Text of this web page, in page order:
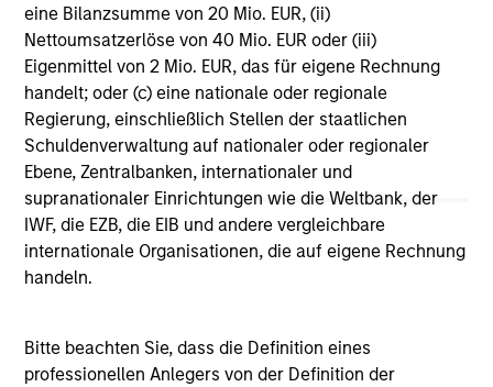
eine Bilanzsumme von 20 Mio. EUR, (ii)
Nettoumsatzerlöse von 40 Mio. EUR oder (iii)
Eigenmittel von 2 Mio. EUR, das für eigene Rechnung
handelt; oder (c) eine nationale oder regionale
Regierung, einschließlich Stellen der staatlichen
Schuldenverwaltung auf nationaler oder regionaler
Ebene, Zentralbanken, internationaler und
supranationaler Einrichtungen wie die Weltbank, der
IWF, die EZB, die EIB und andere vergleichbare
internationale Organisationen, die auf eigene Rechnung
handeln.
Bitte beachten Sie, dass die Definition eines
professionellen Anlegers von der Definition der
Team Insights
QUARTERLY